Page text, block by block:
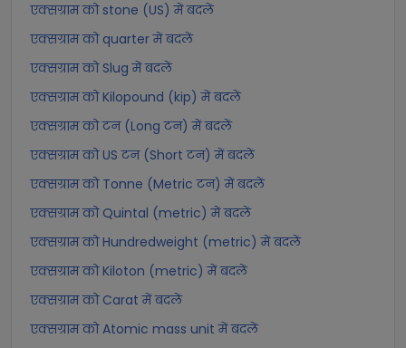
एक्सग्राम को stone (US) में बदलें
एक्सग्राम को quarter में बदलें
एक्सग्राम को Slug में बदलें
एक्सग्राम को Kilopound (kip) में बदलें
एक्सग्राम को टन (Long टन) में बदलें
एक्सग्राम को US टन (Short टन) में बदलें
एक्सग्राम को Tonne (Metric टन) में बदलें
एक्सग्राम को Quintal (metric) में बदलें
एक्सग्राम को Hundredweight (metric) में बदलें
एक्सग्राम को Kiloton (metric) में बदलें
एक्सग्राम को Carat में बदलें
एक्सग्राम को Atomic mass unit में बदलें